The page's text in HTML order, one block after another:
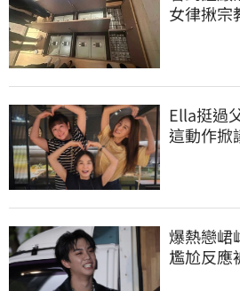
女律揪
Ella挺過
這動作掀
爆熱戀峮
尷尬反應